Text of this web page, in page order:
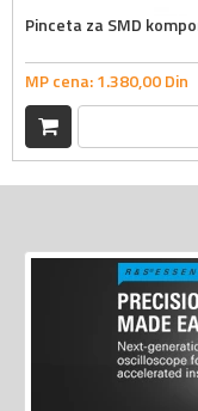
Pinceta za SMD
MP cena:1.380,00Din